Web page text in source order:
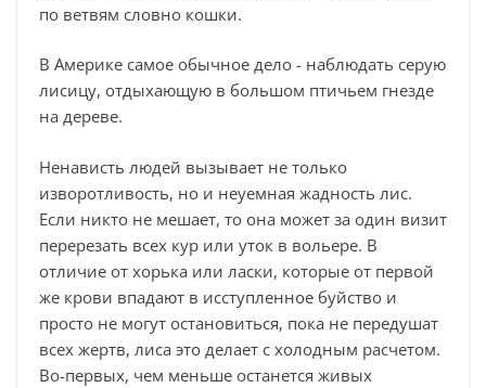
по ветвям словно кошки.
В Америке самое обычное дело - наблюдать серую
лисицу, отдыхающую в большом птичьем гнезде
на дереве.
Ненависть людей вызывает не только
изворотливость, но и неуемная жадность лис.
Если никто не мешает, то она может за один визит
перерезать всех кур или уток в вольере. В
отличие от хорька или ласки, которые от первой
же крови впадают в исступленное буйство и
просто не могут остановиться, пока не передушат
всех жертв, лиса это делает с холодным расчетом.
Во-первых, чем меньше останется живых